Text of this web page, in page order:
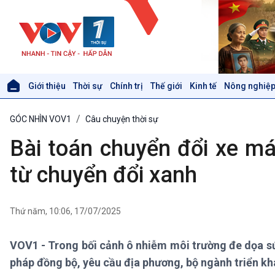
Giới thiệu Thời sự Chính trị Thế giới Kinh tế Nông
Thời sự 6h
Thời sự 12h
Thời sự 18h
Thời sự 21h30
Bản tin
Xã hội
Tin Đời sống & Xã hội
Khoa học & Công nghệ
Tin Khoa học & Công nghệ
GÓC NHÌN VOV1 Câu chuyện thời sự
Bài toán chuyển đổi xe
từ chuyển đổi xanh
Thứ năm, 10:06, 17/07/2025
VOV1 - Trong bối cảnh ô nhiễm môi trường đe dọa
pháp đồng bộ, yêu cầu địa phương, bộ ngành triển